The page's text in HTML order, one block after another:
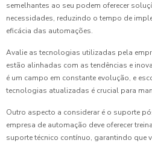
semelhantes ao seu podem oferecer
necessidades, reduzindo o tempo de
eficácia das automações.
Avalie as tecnologias utilizadas pela
estão alinhadas com as tendências e
é um campo em constante evolução, e
tecnologias atualizadas é crucial para
Outro aspecto a considerar é o suporte
empresa de automação deve oferecer
suporte técnico contínuo, garantindo que